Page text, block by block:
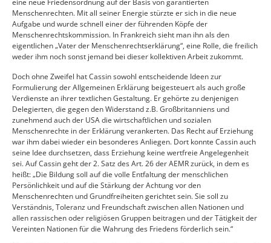
eine neue Friedensordnung auf der Basis von garantierten
Menschenrechten. Mit all seiner Energie stürzte er sich in die neue
Aufgabe und wurde schnell einer der führenden Köpfe der
Menschenrechtskommission. In Frankreich sieht man ihn als den
eigentlichen „Vater der Menschenrechtserklärung“, eine Rolle, die freilich
weder ihm noch sonst jemand bei dieser kollektiven Arbeit zukommt.
Doch ohne Zweifel hat Cassin sowohl entscheidende Ideen zur
Formulierung der Allgemeinen Erklärung beigesteuert als auch große
Verdienste an ihrer textlichen Gestaltung. Er gehörte zu denjenigen
Delegierten, die gegen den Widerstand z.B. Großbritanniens und
zunehmend auch der USA die wirtschaftlichen und sozialen
Menschenrechte in der Erklärung verankerten. Das Recht auf Erziehung
war ihm dabei wieder ein besonderes Anliegen. Dort konnte Cassin auch
seine Idee durchsetzen, dass Erziehung keine wertfreie Angelegenheit
sei. Auf Cassin geht der 2. Satz des Art. 26 der AEMR zurück, in dem es
heißt: „Die Bildung soll auf die volle Entfaltung der menschlichen
Persönlichkeit und auf die Stärkung der Achtung vor den
Menschenrechten und Grundfreiheiten gerichtet sein. Sie soll zu
Verständnis, Toleranz und Freundschaft zwischen allen Nationen und
allen rassischen oder religiösen Gruppen beitragen und der Tätigkeit der
Vereinten Nationen für die Wahrung des Friedens förderlich sein.“